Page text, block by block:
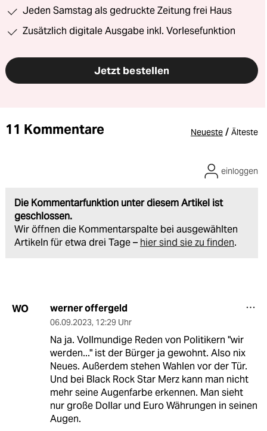
Jeden Samstag als gedruckte Zeitung frei Haus
Zusätzlich digitale Ausgabe inkl. Vorlesefunktion
Jetzt bestellen
11 Kommentare Neueste / Älteste
Die Kommentarfunktion unter diesem Artikel ist
geschlossen.
Wir öffnen die Kommentarspalte bei ausgewählten
Artikeln für etwa drei Tage – hier sind sie zu finden.
einloggen
WO werner offergeld
06.09.2023, 12:29 Uhr
Na ja. Vollmundige Reden von Politikern "wir
werden..." ist der Bürger ja gewohnt. Also nix
Neues. Außerdem stehen Wahlen vor der Tür.
Und bei Black Rock Star Merz kann man nicht
mehr seine Augenfarbe erkennen. Man sieht
nur große Dollar und Euro Währungen in seinen
Augen.